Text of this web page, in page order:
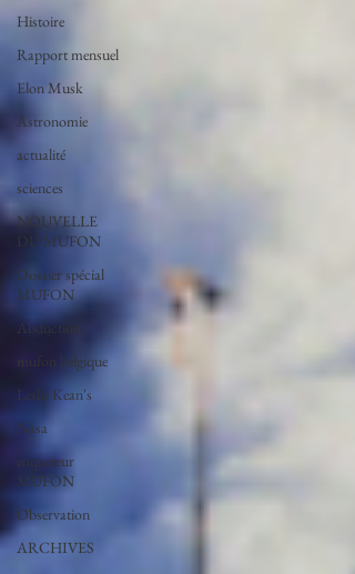
Histoire
Rapport mensuel
Elon Musk
Astronomie
actualité
sciences
NOUVELLE
DU MUFON
Dossier spécial
MUFON
Abduction
mufon belgique
Leslie Kean's
Nasa
enqueteur
MUFON
Observation
ARCHIVES